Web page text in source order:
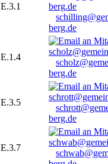
E.3.1
berg.de
E.1.4
berg.de
E.3.5
berg.de
E.3.7